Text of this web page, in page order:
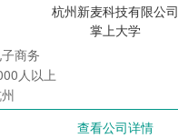
杭州新麦科技有限公司
掌上大学
商务
人以上
查看公司详情